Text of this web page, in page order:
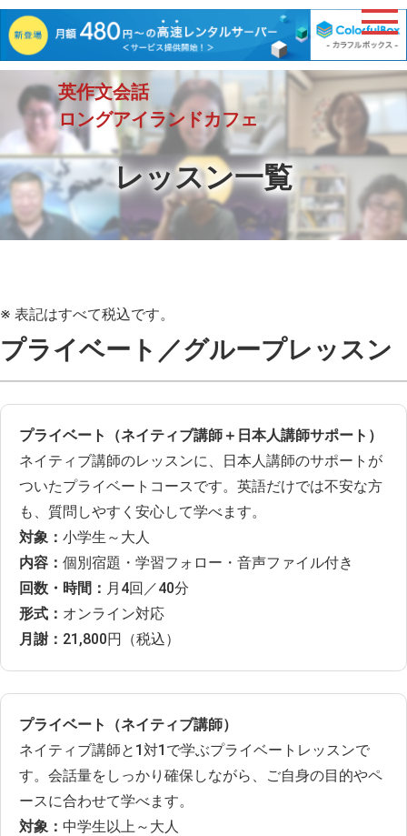
英作文会話
ロングアイランドカフェ
レッスン一覧
※ 表記はすべて税込です。
プライベート／グループレッスン
プライベート（ネイティブ講師＋日本人講師サポート）
ネイティブ講師のレッスンに、日本人講師のサポートが
ついたプライベートコースです。英語だけでは不安な方
も、質問しやすく安心して学べます。
対象： 小学生～大人
内容： 個別宿題・学習フォロー・音声ファイル付き
回数・時間： 月4回／40分
形式： オンライン対応
月謝： 21,800円（税込）
プライベート（ネイティブ講師）
ネイティブ講師と1対1で学ぶプライベートレッスンで
す。会話量をしっかり確保しながら、ご自身の目的やペ
ースに合わせて学べます。
対象： 中学生以上～大人